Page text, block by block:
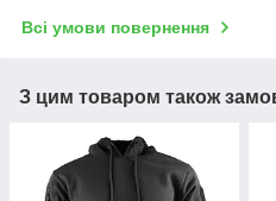
Всі умови повернення
З цим товаром також